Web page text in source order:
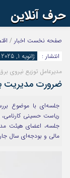
حرف آنلاین
اینستاگرام
آپارات
رمز عبور
مرا به خاطر بسپار
صفحه نخست اخبار /
انتشار :
ژانویه 1, 2025 - 11:54 ق.ظ
مدیرعامل توزیع نیروی
ضرورت مدیریت
جلسه‌ای با موضوع
ریاست حسینی
جلسه، اعضای هیئت
مالی و بودجه‌ای سال